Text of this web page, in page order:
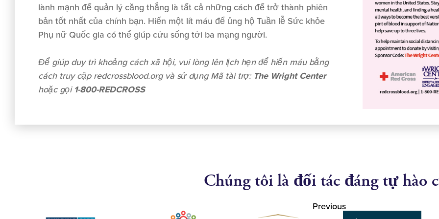
lành mạnh để quản lý căng thẳng là tất cả những cách để trở thành phiên
bản tốt nhất của chính bạn. Hiến một lít máu để ủng hộ Tuần lễ Sức khỏe
Phụ nữ Quốc gia có thể giúp cứu sống tới ba mạng người.
Để giúp duy trì khoảng cách xã hội, vui lòng lên lịch hẹn để hiến máu bằng
cách truy cập redcrossblood.org và sử dụng Mã tài trợ: The Wright Center
hoặc gọi 1-800-REDCROSS
Chúng tôi là đối tác đáng tự hào
Previous